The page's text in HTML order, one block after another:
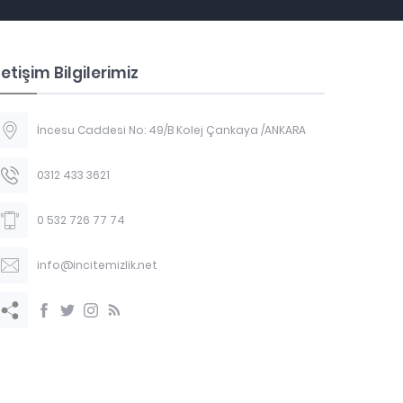
Bilgilerimiz
İncesu Caddesi No: 49/B Kolej Çankaya /ANKARA
0312 433 3621
0 532 726 77 74
info@incitemizlik.net